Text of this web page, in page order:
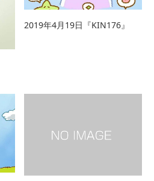
2019年4月19日『KIN176』